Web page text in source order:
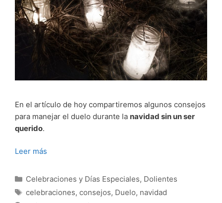
En el artículo de hoy compartiremos algunos consejos
para manejar el duelo durante la navidad sin un ser
querido.
Leer más
Categorías
Celebraciones y Días Especiales, Dolientes
Etiquetas
celebraciones, consejos, Duelo, navidad